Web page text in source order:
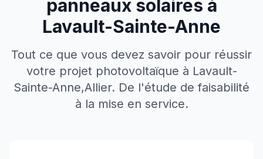
panneaux solaires à
Lavault-Sainte-Anne
Tout ce que vous devez savoir pour réussir
votre projet photovoltaïque à Lavault-
Sainte-Anne,Allier. De l'étude de faisabilité
à la mise en service.